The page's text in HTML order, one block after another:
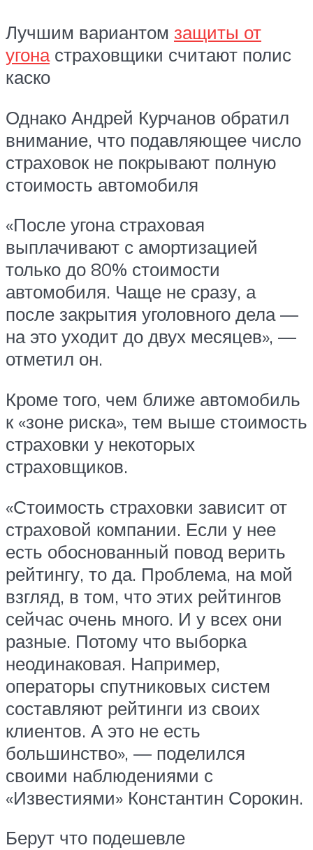
Лучшим вариантом защиты от
угонастраховщики считают полис
каско
Однако Андрей Курчанов обратил
внимание, что подавляющее число
страховок не покрывают полную
стоимость автомобиля
«После угона страховая
выплачивают с амортизацией
только до 80% стоимости
автомобиля. Чаще не сразу, а
после закрытия уголовного дела —
на это уходит до двух месяцев», —
отметил он.
Кроме того, чем ближе автомобиль
к «зоне риска», тем выше стоимость
страховки у некоторых
страховщиков.
«Стоимость страховки зависит от
страховой компании. Если у нее
есть обоснованный повод верить
рейтингу, то да. Проблема, на мой
взгляд, в том, что этих рейтингов
сейчас очень много. И у всех они
разные. Потому что выборка
неодинаковая. Например,
операторы спутниковых систем
составляют рейтинги из своих
клиентов. А это не есть
большинство», — поделился
своими наблюдениями с
«Известиями» Константин Сорокин.
Берут что подешевле